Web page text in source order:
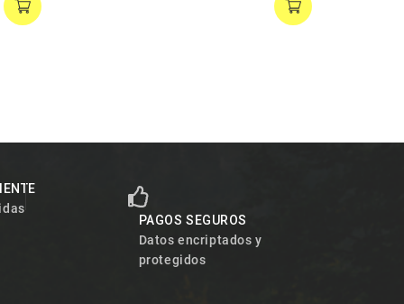
PAGOS SEGUROS
Datos encriptados y
protegidos